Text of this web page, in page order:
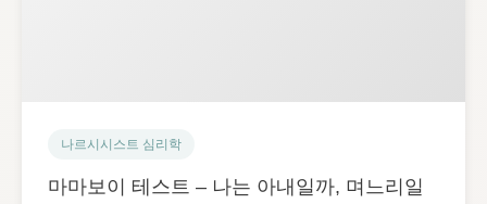
나르시시스트 심리학
마마보이 테스트 – 나는 아내일까, 며느리일